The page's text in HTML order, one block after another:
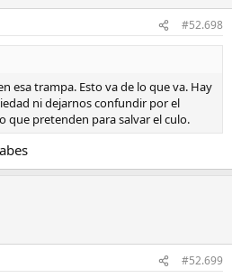
#52.698
esa trampa. Esto va de lo que va. Hay
ni dejarnos confundir por el
que pretenden para salvar el culo.
#52.699